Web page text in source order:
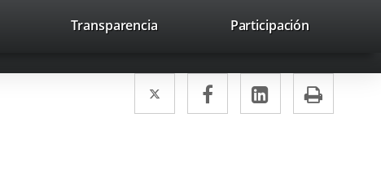
avaHeaderSocial
Enlace
una
Enlace
una
aplicación
externa.
Enlace
una
aplicación
externa.
Buscar
Transparencia Participación
Twitter
Enlace
a
Facebook
Enlace
a
LinkedIn
Enlace
a